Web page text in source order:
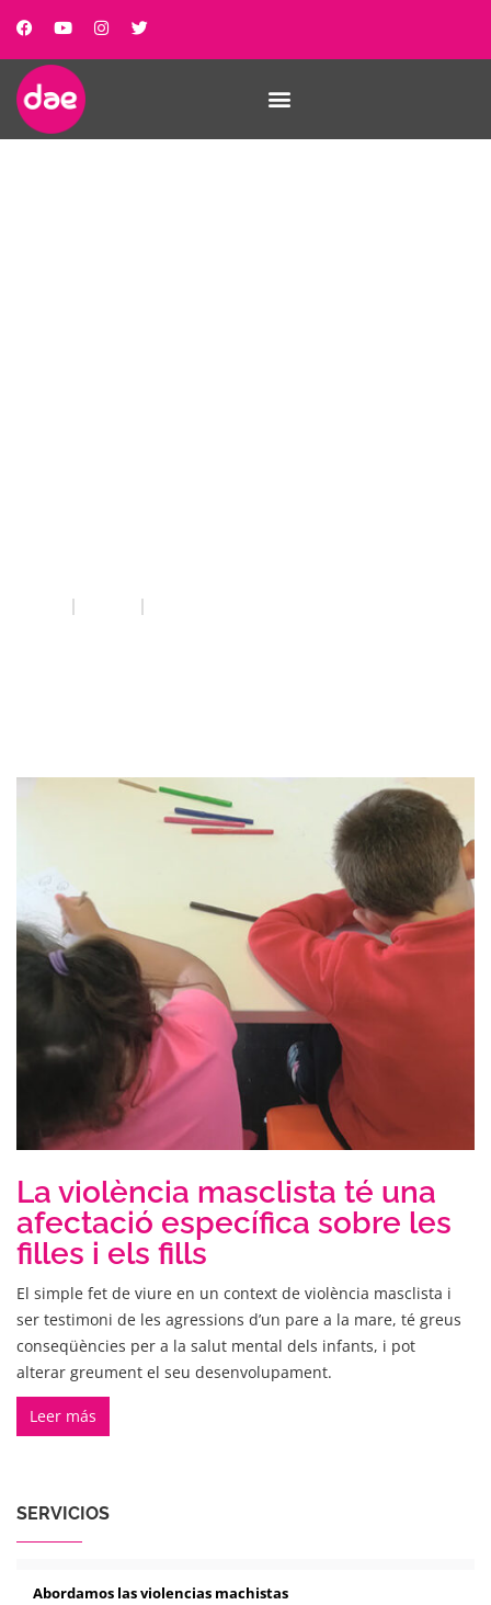
SERVICIOS
Abordamos las violencias machistas
La violència masclista té una
afectació específica sobre les
filles i els fills
El simple fet de viure en un context de violència masclista i
ser testimoni de les agressions d’un pare a la mare, té greus
conseqüències per a la salut mental dels infants, i pot
alterar greument el seu desenvolupament.
Leer más